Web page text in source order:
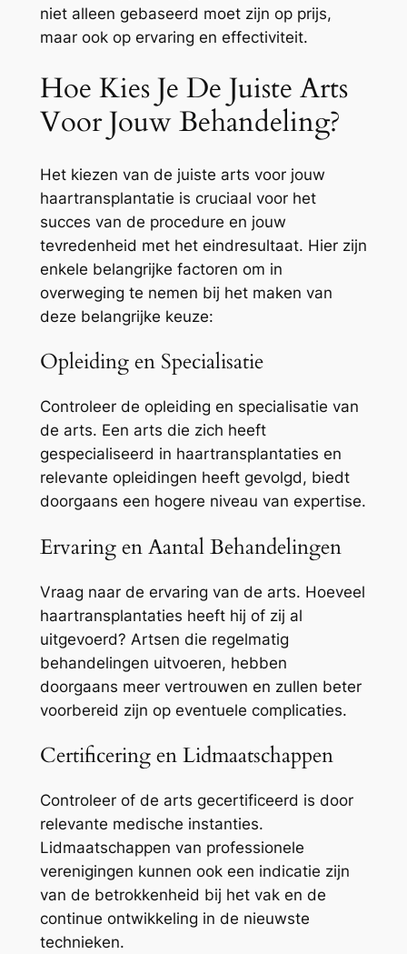
niet alleen gebaseerd moet zijn op prijs,
maar ook op ervaring en effectiviteit.
Hoe Kies Je De Juiste Arts
Voor Jouw Behandeling?
Het kiezen van de juiste arts voor jouw
haartransplantatie is cruciaal voor het
succes van de procedure en jouw
tevredenheid met het eindresultaat. Hier zijn
enkele belangrijke factoren om in
overweging te nemen bij het maken van
deze belangrijke keuze:
Opleiding en Specialisatie
Controleer de opleiding en specialisatie van
de arts. Een arts die zich heeft
gespecialiseerd in haartransplantaties en
relevante opleidingen heeft gevolgd, biedt
doorgaans een hogere niveau van expertise.
Ervaring en Aantal Behandelingen
Vraag naar de ervaring van de arts. Hoeveel
haartransplantaties heeft hij of zij al
uitgevoerd? Artsen die regelmatig
behandelingen uitvoeren, hebben
doorgaans meer vertrouwen en zullen beter
voorbereid zijn op eventuele complicaties.
Certificering en Lidmaatschappen
Controleer of de arts gecertificeerd is door
relevante medische instanties.
Lidmaatschappen van professionele
verenigingen kunnen ook een indicatie zijn
van de betrokkenheid bij het vak en de
continue ontwikkeling in de nieuwste
technieken.